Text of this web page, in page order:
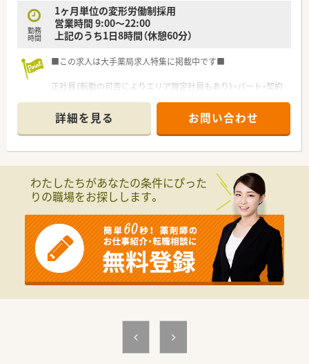
勤務
時間
1ヶ月単位の変形労働制採用
営業時間 9:00～22:00
上記のうち1日8時間（休憩60分）
■この求人は大手薬局求人特集に掲載中です■
正社員（転勤の可否によりエリア限定社員もあり）・パート・契約
いただけます♪
詳細を見る お問い合わせ
わたしたちがあなたの条件にぴった
りの職場をお探しします。